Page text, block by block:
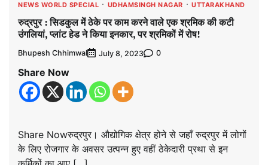
NEWS WORLD SPECIAL UDHAMSINGH NAGAR UTTARAKHAND
रुद्रपुर : सिडकुल में ठेके पर काम करने वाले एक श्रमिक की कटी
उंगलियां, प्लांट हेड ने किया इनकार, पर श्रमिकों में रोष!
Bhupesh Chhimwal July 8, 2023 0
Share Now
Share Nowरुद्रपुर। औद्योगिक क्षेत्र होने से जहाँ रुद्रपुर में लोगों
के लिए रोजगार के अवसर उत्पन्न हुए वहीं ठेकेदारी प्रथा से इन